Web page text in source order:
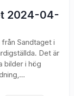
2024-04-
Sandtaget i
Det är
bilder i hög